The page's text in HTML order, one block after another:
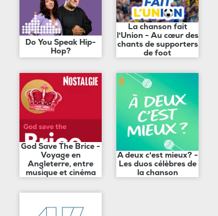
Do You Speak Hip-
Hop?
La chanson fait
l'Union - Au cœur des
chants de supporters
de foot
God Save The Brice -
Voyage en
Angleterre, entre
musique et cinéma
A deux c'est mieux? -
Les duos célèbres de
la chanson